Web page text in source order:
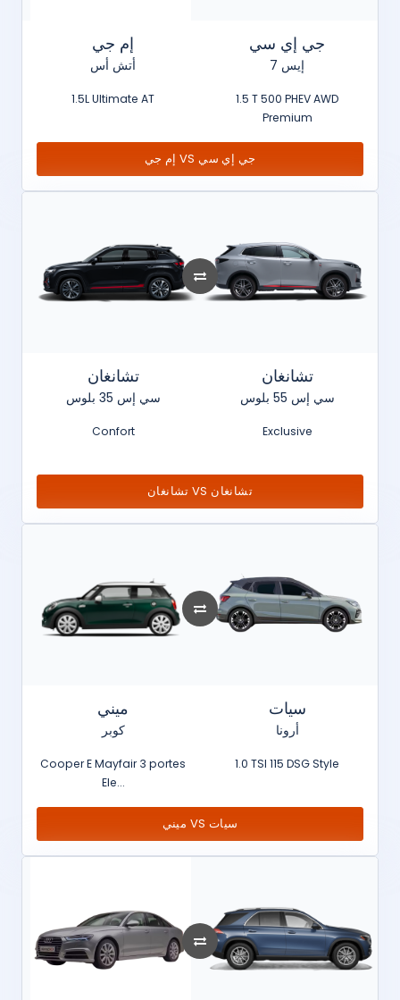
إم جي
أتش أس
1.5L Ultimate AT
جي إي سي
إيس 7
1.5 T 500 PHEV AWD
Premium
إم جي VS جي إي سي
تشانغان
سي إس 35 بلوس
Confort
تشانغان
سي إس 55 بلوس
Exclusive
تشانغان VS تشانغان
ميني
كوبر
Cooper E Mayfair 3 portes
Ele...
سيات
أرونا
1.0 TSI 115 DSG Style
ميني VS سيات